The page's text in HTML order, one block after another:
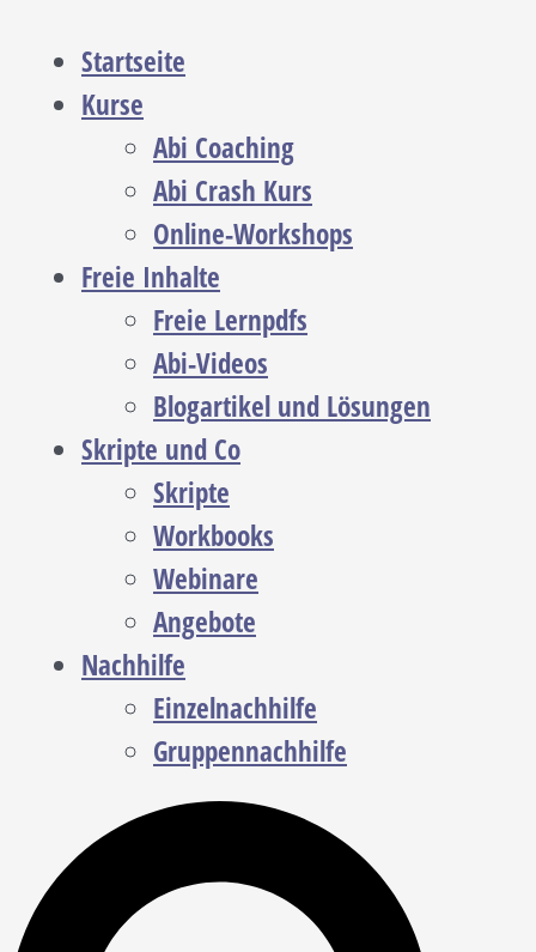
Startseite
Kurse
Abi Coaching
Abi Crash Kurs
Online-Workshops
Freie Inhalte
Freie Lernpdfs
Abi-Videos
Blogartikel und Lösungen
Skripte und Co
Skripte
Workbooks
Webinare
Angebote
Nachhilfe
Einzelnachhilfe
Gruppennachhilfe